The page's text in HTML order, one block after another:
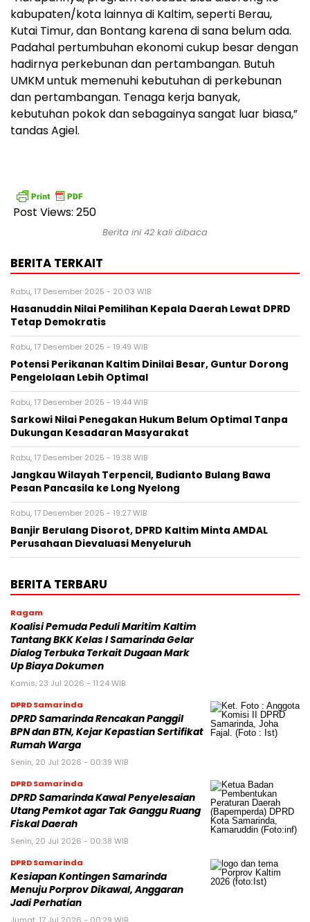
kabupaten/kota lainnya di Kaltim, seperti Berau,
Kutai Timur, dan Bontang karena di sana belum ada.
Padahal pertumbuhan ekonomi cukup besar dengan
hadirnya perkebunan dan pertambangan. Butuh
UMKM untuk memenuhi kebutuhan di perkebunan
dan pertambangan. Tenaga kerja banyak,
kebutuhan pokok dan sebagainya sangat luar biasa,”
tandas Agiel.
Post Views: 250
Berita ini 42 kali dibaca
BERITA TERKAIT
Rabu, 17 Desember 2025 - 20:03 WIB
Hasanuddin Nilai Pemilihan Kepala Daerah Lewat DPRD
Tetap Demokratis
Rabu, 17 Desember 2025 - 19:49 WIB
Potensi Perikanan Kaltim Dinilai Besar, Guntur Dorong
Pengelolaan Lebih Optimal
Rabu, 17 Desember 2025 - 19:44 WIB
Sarkowi Nilai Penegakan Hukum Belum Optimal Tanpa
Dukungan Kesadaran Masyarakat
Rabu, 17 Desember 2025 - 19:38 WIB
Jangkau Wilayah Terpencil, Budianto Bulang Bawa
Pesan Pancasila ke Long Nyelong
Rabu, 17 Desember 2025 - 19:27 WIB
Banjir Berulang Disorot, DPRD Kaltim Minta AMDAL
Perusahaan Dievaluasi Menyeluruh
BERITA TERBARU
Ragam
Koalisi Pemuda Peduli Maritim Kaltim
Tantang BKK Kelas I Samarinda Gelar
Dialog Terbuka Terkait Dugaan Mark
Up Biaya Dokumen
Kamis, 23 Jul 2026 - 11:24 WIB
DPRD Samarinda
DPRD Samarinda Rencakan Panggil
BPN dan BTN, Kejar Kepastian Sertifikat
Rumah Warga
Senin, 20 Jul 2026 - 00:39 WIB
DPRD Samarinda
DPRD Samarinda Kawal Penyelesaian
Utang Pemkot agar Tak Ganggu Ruang
Fiskal Daerah
Senin, 20 Jul 2026 - 00:38 WIB
DPRD Samarinda
Kesiapan Kontingen Samarinda
Menuju Porprov Dikawal, Anggaran
Jadi Perhatian